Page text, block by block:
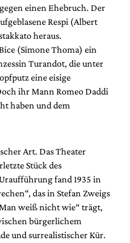
einen Ehebruch. Der
Respi (Albert
heraus.
(Simone Thoma) ein
Turandot, die unter
eine eisige
ihr Mann Romeo Daddi
haben und dem
Art. Das Theater
Stück des
fand 1935 in
das in Stefan Zweigs
weiß nicht wie“ trägt,
bürgerlichem
und surrealistischer Kür.